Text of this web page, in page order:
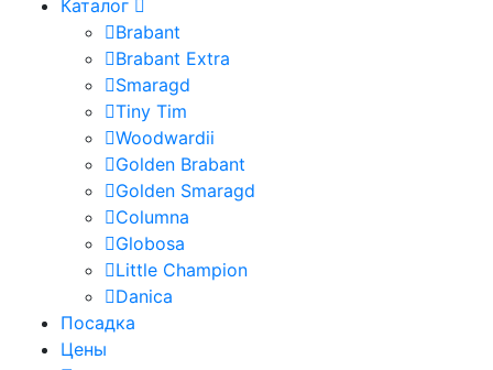
Каталог
Brabant
Brabant Extra
Smaragd
Tiny Tim
Woodwardii
Golden Brabant
Golden Smaragd
Columna
Globosa
Little Champion
Danica
Посадка
Цены